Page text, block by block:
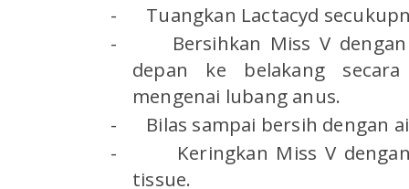
-
Tuangkan Lactacyd
-
Bersihkan Miss V
depan ke belakang
mengenai lubang anus.
-
Bilas sampai bersih dengan
-
Keringkan Miss V
tissue.